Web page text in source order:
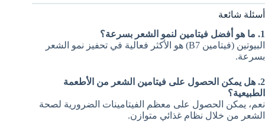
أسئلة شائعة
1. ما هو أفضل فيتامين لنمو الشعر بسرعة؟
البيوتين (فيتامين B7) هو الأكثر فعالية في تحفيز نمو الشعر
بسرعة.
2. هل يمكن الحصول على فيتامين الشعر من الأطعمة
الطبيعية؟
نعم، يمكن الحصول على معظم الفيتامينات الضرورية لصحة
الشعر من خلال نظام غذائي متوازن.